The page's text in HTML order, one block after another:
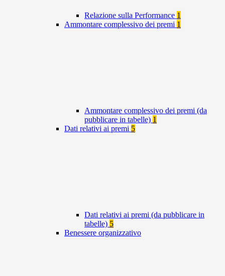
Relazione sulla Performance 1
Ammontare complessivo dei premi 1
Ammontare complessivo dei premi (da
pubblicare in tabelle) 1
Dati relativi ai premi 5
Dati relativi ai premi (da pubblicare in
tabelle) 5
Benessere organizzativo